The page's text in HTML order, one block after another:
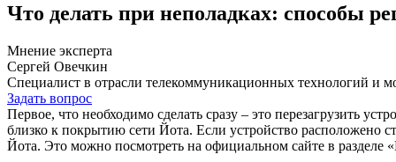
Что делать при неполадках: способы
Мнение эксперта
Сергей Овечкин
Специалист в отрасли телекоммуникационных технологий и
Задать вопрос
Первое, что необходимо сделать сразу – это перезагрузить
близко к покрытию сети Йота. Если устройство расположено
Йота. Это можно посмотреть на официальном сайте в разделе